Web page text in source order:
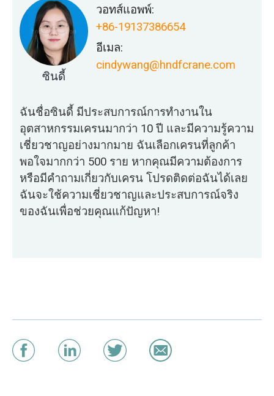
ซินดี้
วอทส์แอพพ์:
+86-19137386654
อีเมล:
cindywang@hndfcrane.com
ฉันชื่อซินดี้ มีประสบการณ์การทำงานใน
อุตสาหกรรมเครนมากว่า 10 ปี และมีความรู้ความ
เชี่ยวชาญอย่างมากมาย ฉันเลือกเครนที่ลูกค้า
พอใจมากกว่า 500 ราย หากคุณมีความต้องการ
หรือมีคำถามเกี่ยวกับเครน โปรดติดต่อฉันได้เลย
ฉันจะใช้ความเชี่ยวชาญและประสบการณ์จริง
ของฉันเพื่อช่วยคุณแก้ปัญหา!